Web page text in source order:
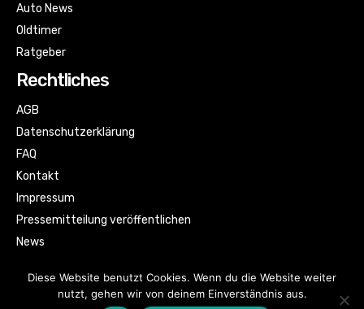
Auto News
Oldtimer
Ratgeber
Rechtliches
AGB
Datenschutzerklärung
FAQ
Kontakt
Impressum
Pressemitteilung veröffentlichen
News
Diese Website benutzt Cookies. Wenn du die Website weiter
nutzt, gehen wir von deinem Einverständnis aus.